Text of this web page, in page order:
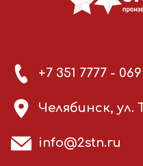
+7 351 7777 - 069
Челябинск, ул.
info@2stn.ru